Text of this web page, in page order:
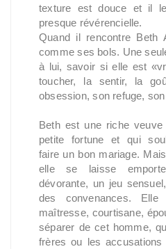
texture est douce et il
presque révérencielle.
Quand il rencontre Beth
comme ses bols. Une
à lui, savoir si elle est
toucher, la sentir, la
obsession, son refuge,
Beth est une riche
petite fortune et qui
faire un bon mariage.
elle se laisse
dévorante, un jeu
des convenances.
maîtresse, courtisane,
séparer de cet homme,
frères ou les